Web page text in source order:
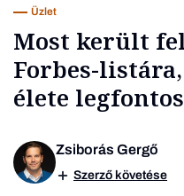
Üzlet
Most került fel
Forbes-
élete
Zsiborás Gergő
Szerző követése